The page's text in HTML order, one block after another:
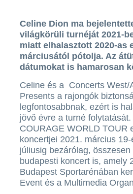
Celine Dion ma
világkörüli turnéját 2021-
miatt elhalasztott 2020-as
márciusától pótolja. Az
dátumokat is hamarosan
Celine és a Concerts West/
Presents a rajongók
legfontosabbnak, ezért is
jövő évre a turné folytatását.
COURAGE WORLD TOUR
koncertjei 2021. március
júliusig bezárólag,
budapesti koncert is, amely
Budapest Sportarénában
Event és a Multimedia